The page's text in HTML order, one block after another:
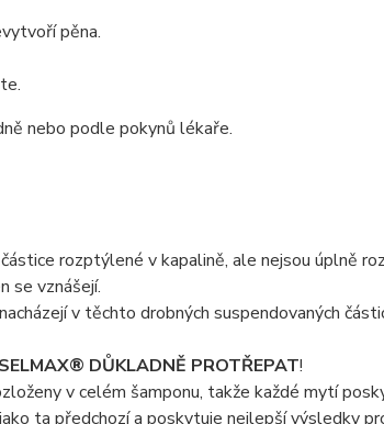
pěna.
nebo podle pokynů lékaře.
rozptýlené v kapalině, ale nejsou úplně
se vznášejí.
v těchto drobných suspendovaných
DŮKLADNĚ PROTŘEPAT!
v celém šamponu, takže každé mytí
ta předchozí a poskytuje nejlepší výsledky